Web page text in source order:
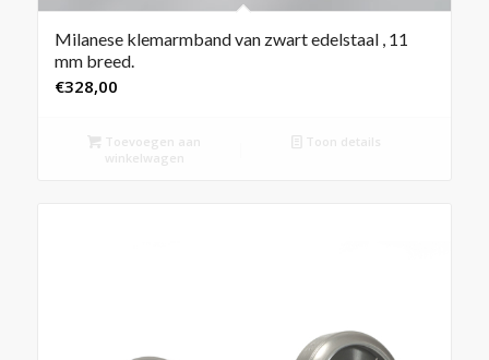
Milanese klemarmband van zwart edelstaal , 11
mm breed.
€328,00
Toevoegen aan
winkelwagen
Toon details